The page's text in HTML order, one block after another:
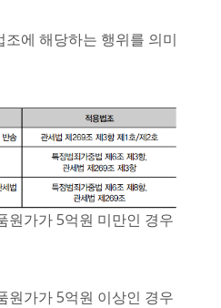
에 해당하는 행위를 의미
원가가 5억원 미만인 경우
원가가 5억원 이상인 경우